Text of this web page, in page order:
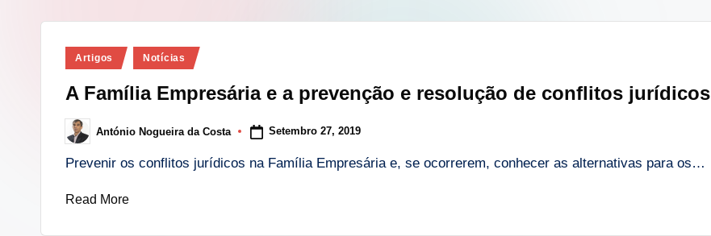
s
Posted
Artigos Notícias
A Família Empresária e a prevenção e resolução de conflitos jurídicos
Posted
by
António Nogueira da Costa Setembro 27, 2019
Prevenir os conflitos jurídicos na Família Empresária e, se ocorrerem, conhecer as alternativas para os…
Read More